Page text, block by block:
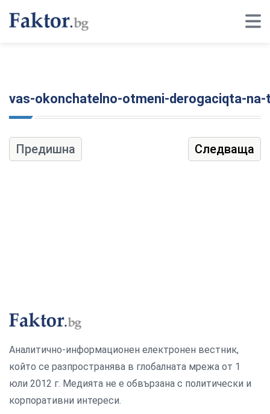
vas-okonchatelno-otmeni-derogaciqta-
Предишна Следваща
Аналитично-информационен електронен вестник,
който се разпространява в глобалната мрежа от 1
юли 2012 г. Медията не е обвързана с политически и
корпоративни интереси.